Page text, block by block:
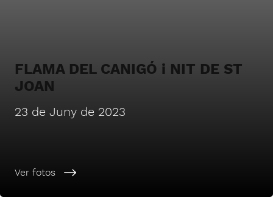
Ver fotos
23 de Juny de 2023
FLAMA DEL CANIGÓ i NIT DE ST
JOAN